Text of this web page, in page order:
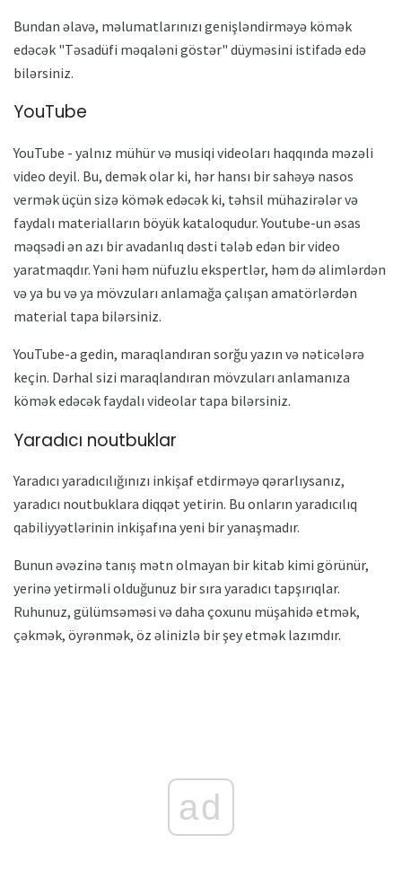
Bundan əlavə, məlumatlarınızı genişləndirməyə kömək
edəcək "Təsadüfi məqaləni göstər" düyməsini istifadə edə
bilərsiniz.
YouTube
YouTube - yalnız mühür və musiqi videoları haqqında məzəli
video deyil. Bu, demək olar ki, hər hansı bir sahəyə nasos
vermək üçün sizə kömək edəcək ki, təhsil mühazirələr və
faydalı materialların böyük kataloqudur. Youtube-un əsas
məqsədi ən azı bir avadanlıq dəsti tələb edən bir video
yaratmaqdır. Yəni həm nüfuzlu ekspertlər, həm də alimlərdən
və ya bu və ya mövzuları anlamağa çalışan amatörlərdən
material tapa bilərsiniz.
YouTube-a gedin, maraqlandıran sorğu yazın və nəticələrə
keçin. Dərhal sizi maraqlandıran mövzuları anlamanıza
kömək edəcək faydalı videolar tapa bilərsiniz.
Yaradıcı noutbuklar
Yaradıcı yaradıcılığınızı inkişaf etdirməyə qərarlıysanız,
yaradıcı noutbuklara diqqət yetirin. Bu onların yaradıcılıq
qabiliyyətlərinin inkişafına yeni bir yanaşmadır.
Bunun əvəzinə tanış mətn olmayan bir kitab kimi görünür,
yerinə yetirməli olduğunuz bir sıra yaradıcı tapşırıqlar.
Ruhunuz, gülümsəməsi və daha çoxunu müşahidə etmək,
çəkmək, öyrənmək, öz əlinizlə bir şey etmək lazımdır.
ad